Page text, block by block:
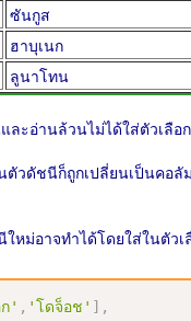
ซันกูส
ฮาบุเนก
ลูนาโทน
ะอ่านล้วนไม่ได้ใส่ตัวเลือ
ตัวดัชนีก็ถูกเปลี่ยนเป็นคอ
ม่อาจทำได้โดยใส่ในตัวเ
' , 'โดจ็อช' ] ,